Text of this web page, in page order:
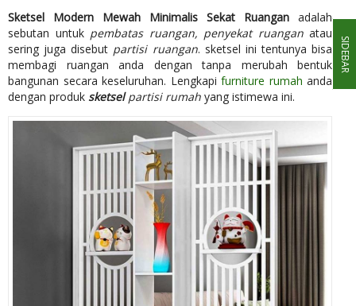
Sketsel Modern Mewah Minimalis Sekat Ruangan adalah
sebutan untuk pembatas ruangan, penyekat ruanganatau
sering juga disebut partisi ruangan. sketsel ini tentunya bisa
membagi ruangan anda dengan tanpa merubah bentuk
bangunan secara keseluruhan. Lengkapi furniture rumah anda
dengan produk sketselpartisi rumah yang istimewa ini.
SIDEBAR